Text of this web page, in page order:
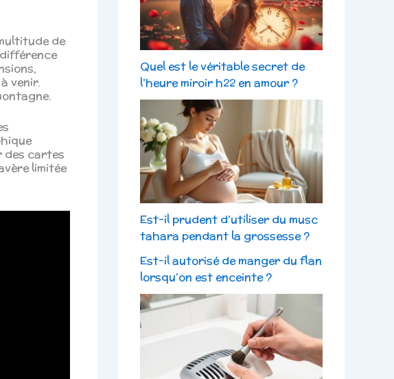
de
venir.
des cartes
limitée
Quel est le véritable secret de
l’heure miroir h22 en amour ?
Est-il prudent d’utiliser du musc
tahara pendant la grossesse ?
Est-il autorisé de manger du flan
lorsqu’on est enceinte ?